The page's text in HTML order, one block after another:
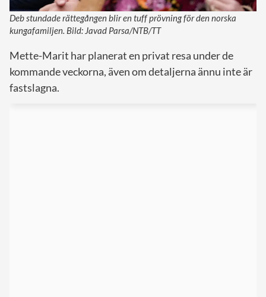
Deb stundade rättegången blir en tuff prövning för den norska
kungafamiljen. Bild: Javad Parsa/NTB/TT
Mette-Marit har planerat en privat resa under de
kommande veckorna, även om detaljerna ännu inte är
fastslagna.